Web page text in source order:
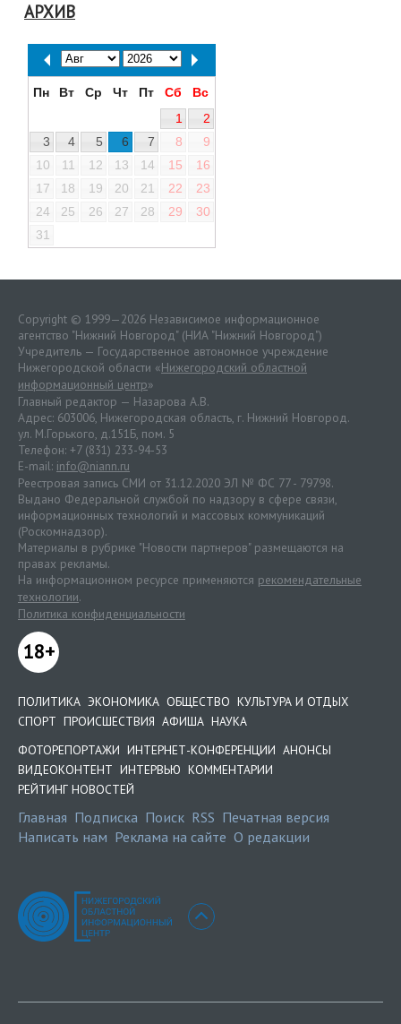
АРХИВ
Пн Вт Ср Чт Пт Сб
Вс
1
2
3
4 5 6 7 8
9
10
11 12 13 14 15
16
17
18 19 20 21 22
23
24
25 26 27 28 29
30
31
Copyright © 1999—2026 Независимое информационное
агентство "Нижний Новгород" (НИА "Нижний Новгород")
Учредитель — Государственное автономное учреждение
Нижегородской области «Нижегородский областной
информационный центр»
Главный редактор — Назарова А.В.
Адрес: 603006, Нижегородская область, г. Нижний Новгород.
ул. М.Горького, д.151Б, пом. 5
Телефон: +7 (831) 233-94-53
E-mail: info@niann.ru
Реестровая запись СМИ от 31.12.2020 ЭЛ № ФС 77 - 79798.
Выдано Федеральной службой по надзору в сфере связи,
информационных технологий и массовых коммуникаций
(Роскомнадзор).
Материалы в рубрике "Новости партнеров" размещаются на
правах рекламы.
На информационном ресурсе применяются рекомендательные
технологии.
Политика конфиденциальности
18+
ПОЛИТИКА ЭКОНОМИКА ОБЩЕСТВО КУЛЬТУРА И ОТДЫХ
СПОРТ ПРОИСШЕСТВИЯ АФИША НАУКА
ФОТОРЕПОРТАЖИ ИНТЕРНЕТ-КОНФЕРЕНЦИИ АНОНСЫ
ВИДЕОКОНТЕНТ ИНТЕРВЬЮ КОММЕНТАРИИ
РЕЙТИНГ НОВОСТЕЙ
Главная Подписка Поиск RSS Печатная версия
Написать нам Реклама на сайте О редакции